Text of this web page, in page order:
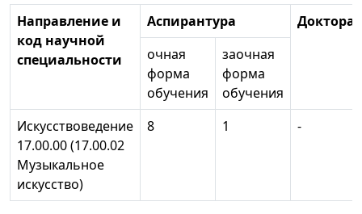
Направление и
код научной
специальности
Аспирантура
очная
форма
обучения
заочная
форма
обучения
Искусствоведение
17.00.00 (17.00.02
Музыкальное
искусство)
8 1 -